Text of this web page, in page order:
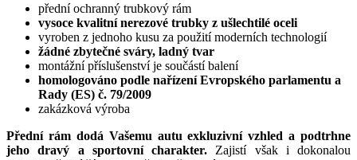
přední ochranný trubkový rám
vysoce kvalitní nerezové trubky z ušlechtilé oceli
vyroben z jednoho kusu za použití moderních technologií
žádné zbytečné sváry, ladný tvar
montážní příslušenství je součástí balení
homologováno podle nařízení Evropského parlamentu a
Rady (ES) č. 79/2009
zakázková výroba
Přední rám dodá Vašemu autu exkluzivní vzhled a podtrhne
jeho dravý a sportovní charakter. Zajistí však i dokonalou